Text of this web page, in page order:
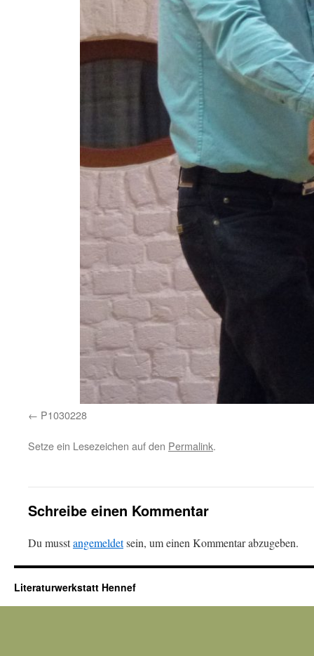
P1030228
Setze ein Lesezeichen auf den Permalink.
Schreibe einen Kommentar
Du musstangemeldetsein, um einen Kommentar abzugeben.
Literaturwerkstatt Hennef